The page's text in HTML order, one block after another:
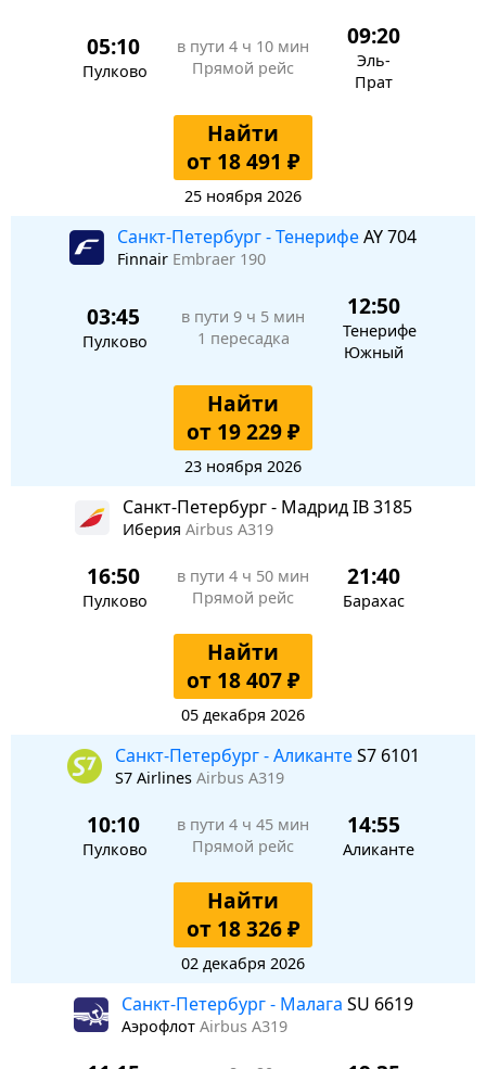
05:10
Пулково
в пути 4 ч 10 мин
Прямой рейс
09:20
Эль-
Прат
Найти
от 18 491 ₽
25 ноября 2026
Санкт-Петербург - ТенерифеAY 704
Finnair Embraer 190
03:45
Пулково
в пути 9 ч 5 мин
1 пересадка
12:50
Тенерифе
Южный
Найти
от 19 229 ₽
23 ноября 2026
Санкт-Петербург - Мадрид IB 3185
Иберия Airbus A319
16:50
Пулково
в пути 4 ч 50 мин
Прямой рейс
21:40
Барахас
Найти
от 18 407 ₽
05 декабря 2026
Санкт-Петербург - АликантеS7 6101
S7 Airlines Airbus A319
10:10
Пулково
в пути 4 ч 45 мин
Прямой рейс
14:55
Аликанте
Найти
от 18 326 ₽
02 декабря 2026
Санкт-Петербург - Малага SU 6619
Аэрофлот Airbus A319